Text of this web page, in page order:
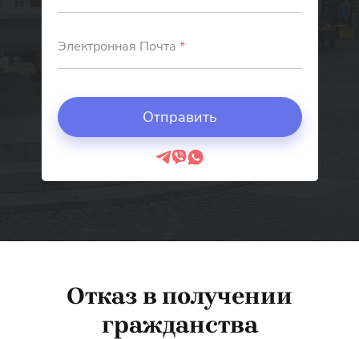
Электронная Почта *
Отказ в получении
гражданства